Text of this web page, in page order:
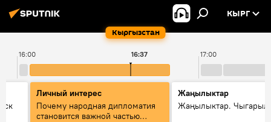
Кыргызстан
КЫРГ
16:00 17:00
16:37
Личный интерес
Почему народная дипломатия
становится важной частью
Жаңылыктар
Жаңылыктар.